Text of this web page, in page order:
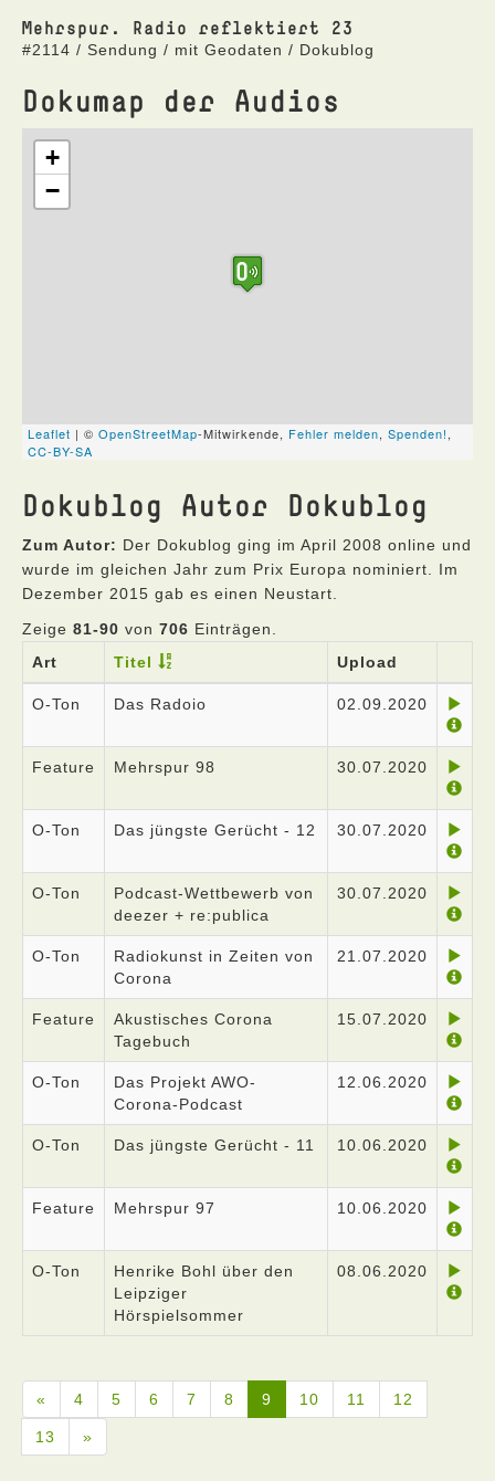
Mehrspur. Radio reflektiert 23
#2114 / Sendung / mit Geodaten / Dokublog
Dokumap der Audios
Dokublog Autor Dokublog
Zum Autor: Der Dokublog ging im April 2008 online und
wurde im gleichen Jahr zum Prix Europa nominiert. Im
Dezember 2015 gab es einen Neustart.
Zeige 81-90 von 706 Einträgen.
Art
Titel Upload
O-Ton Das Radoio 02.09.2020
Feature Mehrspur 98 30.07.2020
O-Ton Das jüngste Gerücht - 12 30.07.2020
O-Ton
Podcast-Wettbewerb von
deezer + re:publica
30.07.2020
O-Ton
Radiokunst in Zeiten von
Corona
21.07.2020
Feature
Akustisches Corona
Tagebuch
15.07.2020
O-Ton
Das Projekt AWO-
Corona-Podcast
12.06.2020
O-Ton Das jüngste Gerücht - 11 10.06.2020
Feature Mehrspur 97 10.06.2020
O-Ton
Henrike Bohl über den
Leipziger
Hörspielsommer
08.06.2020
« 4 5 6 7 8 9 10 11 12
13 »